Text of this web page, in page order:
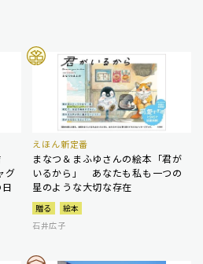
グ
えほん新定番
まなつ＆まふゆさんの絵本「君が
いるから」 あなたも私も一つの
星のような大切な存在
贈る
絵本
石井広子